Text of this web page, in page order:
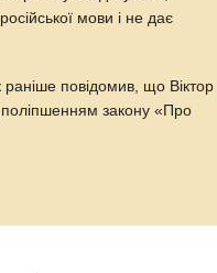
мови і не дає
повідомив, що Віктор
поліпшенням закону «Про